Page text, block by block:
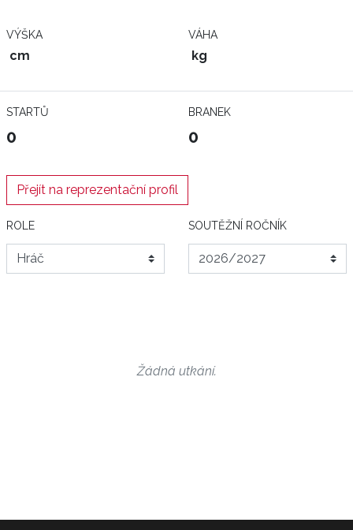
VÝŠKA
cm
VÁHA
kg
STARTŮ
0
BRANEK
0
Přejít na reprezentační profil
ROLE SOUTĚŽNÍ ROČNÍK
Žádná utkání.